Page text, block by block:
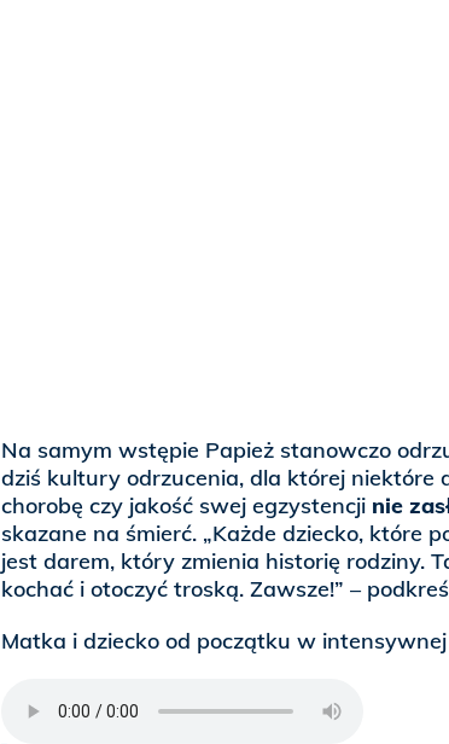
Na samym wstępie Papież stanowczo
dziś kultury odrzucenia, dla której niektóre
chorobę czy jakość swej egzystencji nie
skazane na śmierć. „Każde dziecko, które
jest darem, który zmienia historię rodziny.
kochać i otoczyć troską. Zawsze!” –
Matka i dziecko od początku w